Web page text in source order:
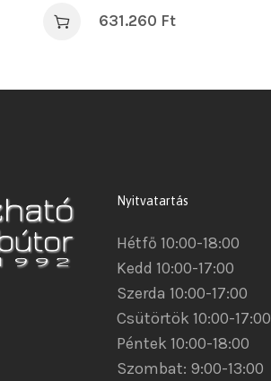
631.260 Ft
Nyitvatartás
Hétfő 10:00-18:00
Kedd 10:00-17:00
Szerda 10:00-17:00
Csütörtök 10:00-17:00
Péntek 10:00-18:00
Szombat: 9:00-13:00